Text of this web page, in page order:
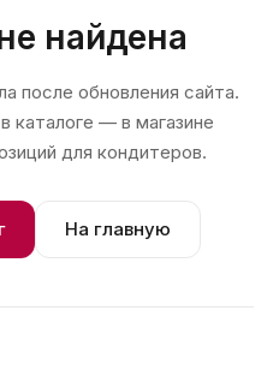
найдена
после обновления сайта.
каталоге — в магазине
для кондитеров.
На главную